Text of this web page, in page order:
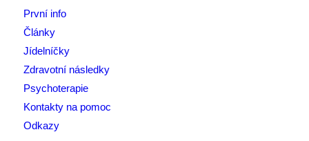
První info
Články
Jídelníčky
Zdravotní následky
Psychoterapie
Kontakty na pomoc
Odkazy